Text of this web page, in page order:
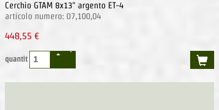
Cerchio GTAM 8x13" argento ET-4
articolo numero: 07,100,04
448,55 €
quantit